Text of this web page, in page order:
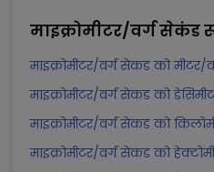
माइक्रोमीटर/वर्ग सेकंड
माइक्रोमीटर/वर्ग सेकंड को
माइक्रोमीटर/वर्ग सेकंड को
माइक्रोमीटर/वर्ग सेकंड को
माइक्रोमीटर/वर्ग सेकंड को